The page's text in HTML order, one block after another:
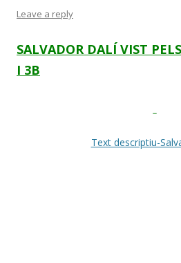
Leave a reply
SALVADOR DALÍ VIST
I 3B
Text descriptiu-